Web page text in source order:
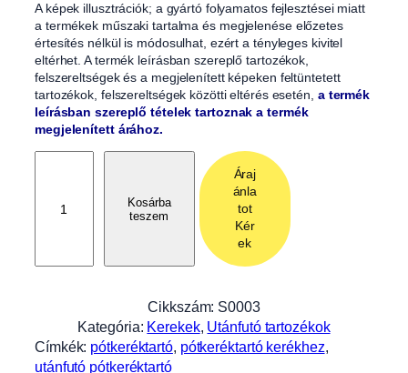
A képek illusztrációk; a gyártó folyamatos fejlesztései miatt
a termékek műszaki tartalma és megjelenése előzetes
értesítés nélkül is módosulhat, ezért a tényleges kivitel
eltérhet. A termék leírásban szereplő tartozékok,
felszereltségek és a megjelenített képeken feltüntetett
tartozékok, felszereltségek közötti eltérés esetén, a termék
leírásban szereplő tételek tartoznak a termék
megjelenített árához.
a
r
Kosárba
teszem
Áraj
ánla
tot
Kér
ek
Cikkszám: S0003
Kategória: Kerekek, Utánfutó tartozékok
Címkék: pótkeréktartó, pótkeréktartó kerékhez
utánfutó pótkeréktartó